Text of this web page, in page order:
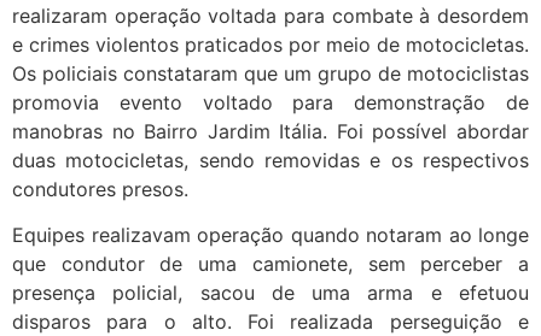
realizaram operação voltada para combate à desordem
e crimes violentos praticados por meio de motocicletas.
Os policiais constataram que um grupo de motociclistas
promovia evento voltado para demonstração de
manobras no Bairro Jardim Itália. Foi possível abordar
duas motocicletas, sendo removidas e os respectivos
condutores presos.
Equipes realizavam operação quando notaram ao longe
que condutor de uma camionete, sem perceber a
presença policial, sacou de uma arma e efetuou
disparos para o alto. Foi realizada perseguição e